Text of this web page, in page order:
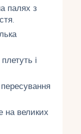
палях з
і
на великих